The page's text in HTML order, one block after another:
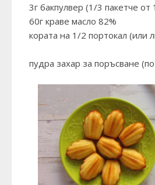
3г бакпулвер (1/3 пакетче от
60г краве масло 82%
кората на 1/2 портокал (или
пудра захар за поръсване